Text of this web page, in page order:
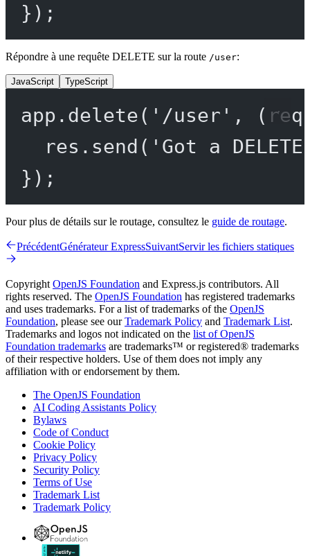
});
Répondre à une requête DELETE sur la route /user:
JavaScript TypeScript
app. delete( '/user' , ( req
res. send ( 'Got a
});
Pour plus de détails sur le routage, consultez le guide de routage.
PrécédentGénérateur ExpressSuivantServir les fichiers statiques
Copyright OpenJS Foundation and Express.js contributors. All
rights reserved. The OpenJS Foundation has registered trademarks
and uses trademarks. For a list of trademarks of the OpenJS
Foundation, please see ourTrademark Policy and Trademark List.
Trademarks and logos not indicated on the list of OpenJS
Foundation trademarks are trademarks™ or registered® trademarks
of their respective holders. Use of them does not imply any
affiliation with or endorsement by them.
The OpenJS Foundation
AI Coding Assistants Policy
Bylaws
Code of Conduct
Cookie Policy
Privacy Policy
Security Policy
Terms of Use
Trademark List
Trademark Policy